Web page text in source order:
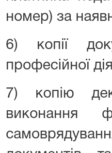
номер) за
6) копії
професійної
7) копію
виконання